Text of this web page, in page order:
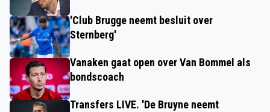
'Club Brugge neemt besluit over
Sternberg'
Vanaken gaat open over Van Bommel als
bondscoach
Transfers LIVE. 'De Bruyne neemt